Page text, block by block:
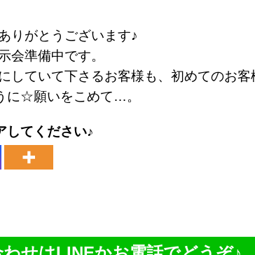
りがとうございます♪
会準備中です。
していて下さるお客様も、初めてのお
に☆願いをこめて…。
してください♪